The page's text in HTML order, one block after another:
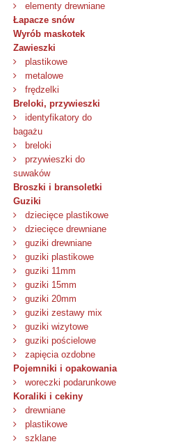
elementy drewniane
Łapacze snów
Wyrób maskotek
Zawieszki
plastikowe
metalowe
frędzelki
Breloki, przywieszki
identyfikatory do
bagażu
breloki
przywieszki do
suwaków
Broszki i bransoletki
Guziki
dziecięce plastikowe
dziecięce drewniane
guziki drewniane
guziki plastikowe
guziki 11mm
guziki 15mm
guziki 20mm
guziki zestawy mix
guziki wizytowe
guziki pościelowe
zapięcia ozdobne
Pojemniki i opakowania
woreczki podarunkowe
Koraliki i cekiny
drewniane
plastikowe
szklane